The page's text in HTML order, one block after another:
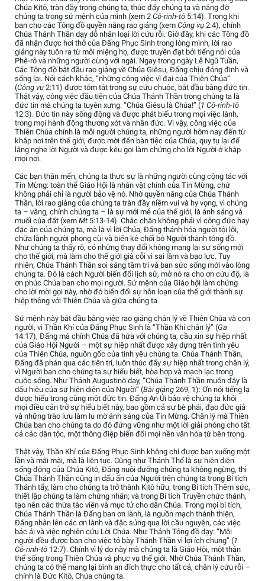
Chúa Kitô, tràn đầy trong chúng ta, thúc đẩy chúng ta và nâng đỡ
chúng ta trong sứ mệnh của mình (xem 2 Cô-rinh-tô 5:14). Trong khi
ban cho các Tông đồ quyền năng rao giảng (xem Công vụ 2:4), chính
Chúa Thánh Thần dạy dỗ nhân loại lời cứu rỗi. Giờ đây, khi các Tông đồ
đã nhận được hơi thở của Đấng Phục Sinh trong lòng mình, lời rao
giảng này tuôn ra từ môi miệng họ, được truyền đạt bởi tiếng nói của
Phê-rô và những người cùng với ngài. Ngay trong ngày Lễ Ngũ Tuần,
Các Tông đồ bắt đầu rao giảng về Chúa Giêsu, Đấng chịu đóng đinh và
sống lại. Nói cách khác, “những công việc vĩ đại của Thiên Chúa”
(Công vụ 2:11) được tóm tắt trong sự cứu chuộc, bắt đầu bằng đức tin.
Thật vậy, công việc đầu tiên của Chúa Thánh Thần trong chúng ta là
đức tin mà chúng ta tuyên xưng: “Chúa Giêsu là Chúa!” (1 Cô-rinh-tô
12:3). Đức tin này sống động và được phát biểu trong mọi việc lành,
trong mọi hành động thương xót và nhân đức. Vì vậy, công việc của
Thiên Chúa chính là mỗi người chúng ta, những người hôm nay đến từ
khắp nơi trên thế giới, được mời đến bàn tiệc của Chúa, quy tụ lại để
lắng nghe lời Người và được kêu gọi làm chứng cho lời Người ở khắp
mọi nơi.
Các bạn thân mến, chúng ta thực sự là những người cùng cộng tác với
Tin Mừng: toàn thể Giáo Hội là nhân vật chính của Tin Mừng, chứ
không phải chỉ là người bảo vệ nó. Nhờ quyền năng của Chúa Thánh
Thần, lời rao giảng của chúng ta tràn đầy niềm vui và hy vọng, vì chúng
ta – vâng, chính chúng ta – là sự mới mẻ của thế giới, là ánh sáng và
muối của đất (xem Mt 5:13-14). Chắc chắn không phải vì công đức hay
đặc ân của chúng ta, mà là vì lời Chúa, Đấng thánh hóa người tội lỗi,
chữa lành người phong cùi và biến kẻ chối bỏ Người thành tông đồ.
Như chúng ta thấy rõ, có những thay đổi không mang lại sự sống mới
cho thế giới, mà làm cho thế giới già cỗi vì sai lầm và bạo lực. Tuy
nhiên, Chúa Thánh Thần soi sáng tâm trí và ban sức sống mới vào lòng
chúng ta. Đó là cách Người biến đổi lịch sử, mở nó ra cho ơn cứu độ, là
ơn phúc Chúa ban cho mọi người. Sứ mệnh của Giáo hội làm chứng
cho lời mời gọi này, nhờ đó biến đổi sự hỗn loạn của thế giới thành sự
hiệp thông với Thiên Chúa và giữa chúng ta.
Sứ mệnh này bắt đầu bằng việc rao giảng chân lý về Thiên Chúa và con
người, vì Thần Khí của Đấng Phục Sinh là “Thần Khí chân lý” (Ga
14:17), Đấng mà chính Chúa đã hứa với chúng ta, cầu xin sự hiệp nhất
của Giáo Hội Người — một sự hiệp nhất được xây dựng trên tình yêu
của Thiên Chúa, nguồn gốc của tình yêu chúng ta. Chúa Thánh Thần,
Đấng đã phán qua các tiên tri, luôn thúc đẩy sự hiệp nhất trong chân lý,
vì Người ban cho chúng ta sự hiểu biết, hòa hợp và mạch lạc trong
cuộc sống. Như Thánh Augustinô dạy, “Chúa Thánh Thần muốn đây là
dấu hiệu của sự hiện diện của Người” (Bài giảng 269, 1): Ơn nói tiếng lạ
được hiểu trong cùng một đức tin. Đấng An Ủi bảo vệ chúng ta khỏi
mọi điều cản trở sự hiểu biết này, bao gồm cả sự bè phái, đạo đức giả
và những trào lưu làm lu mờ ánh sáng của Tin Mừng. Chân lý mà Thiên
Chúa ban cho chúng ta do đó đứng vững như một lời giải phóng cho tất
cả các dân tộc, một thông điệp biến đổi mọi nền văn hóa từ bên trong.
Thật vậy, Thần Khí của Đấng Phục Sinh không chỉ được ban xuống một
lần và mãi mãi, mà là liên tục. Cũng như Thánh Thể là sự hiện diện
sống động của Chúa Kitô, Đấng nuôi dưỡng chúng ta không ngừng, thì
Chúa Thánh Thần cũng in dấu ấn của Người trên chúng ta trong Bí tích
Thánh tẩy, làm cho chúng ta trở thành Kitô hữu; trong Bí tích Thêm sức,
thiết lập chúng ta làm chứng nhân; và trong Bí tích Truyền chức thánh,
tạo nên các thừa tác viên và mục tử cho dân Chúa. Trong mọi bí tích,
Chúa Thánh Thần là Đấng ban ơn lành, là nguồn mạch thánh thiện,
Đấng nhân lên các ơn lành và đặc sủng qua lời cầu nguyện, các việc
bác ái và việc nghiên cứu Lời Chúa. Như Thánh Tông đồ dạy: “Mỗi
người đều được ban cho việc tỏ bày Thánh Thần vì lợi ích chung” (1
Cô-rinh-tô 12:7). Chính vì lý do này mà chúng ta là Giáo Hội, một thân
thể sống trong Thiên Chúa và phục vụ thế giới. Nhờ Chúa Thánh Thần,
chúng ta có thể mang lại bình an đích thực cho tất cả, chân lý cứu rỗi –
chính là Đức Kitô, Chúa chúng ta.